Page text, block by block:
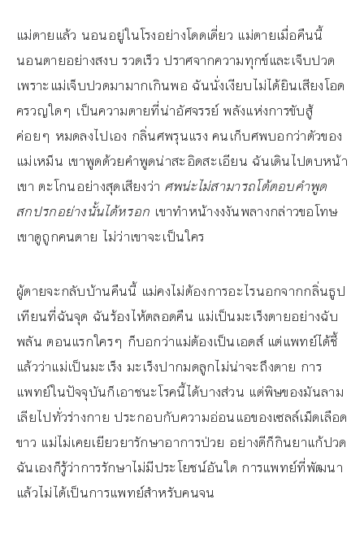
แม่ตายแล้ว นอนอยู่ในโรงอย่างโดดเดี่ยว แม่ตายเมื่อคืนนี้
นอนตายอย่างสงบ รวดเร็ว ปราศจากความทุกข์และเจ็บปวด
เพราะแม่เจ็บปวดมามากเกินพอ ฉันนั่งเงียบไม่ได้ยินเสียงโอด
ครวญใดๆ เป็นความตายที่น่าอัศจรรย์ พลังแห่งการขับสู้
ค่อยๆ หมดลงไปเอง กลิ่นศพรุนแรง คนเก็บศพบอกว่าตัวของ
แม่เหม็น เขาพูดด้วยคำพูดน่าสะอิดสะเอียน ฉันเดินไปตบหน้า
เขา ตะโกนอย่างสุดเสียงว่า ศพน่ะไม่สามารถโต้ตอบคำพูด
สกปรกอย่างนั้นได้หรอก เขาทำหน้างงงันพลางกล่าวขอโทษ
เขาดูถูกคนตาย ไม่ว่าเขาจะเป็นใคร
ผู้ตายจะกลับบ้านคืนนี้ แม่คงไม่ต้องการอะไรนอกจากกลิ่นธูป
เทียนที่ฉันจุด ฉันร้องไห้ตลอดคืน แม่เป็นมะเร็งตายอย่างฉับ
พลัน ตอนแรกใครๆ ก็บอกว่าแม่ต้องเป็นเอดส์ แต่แพทย์ได้ชี้
แล้วว่าแม่เป็นมะเร็ง มะเร็งปากมดลูกไม่น่าจะถึงตาย การ
แพทย์ในปัจจุบันก็เอาชนะโรคนี้ได้บางส่วน แต่พิษของมันลาม
เลียไปทั่วร่างกาย ประกอบกับความอ่อนแอของเซลล์เม็ดเลือด
ขาว แม่ไม่เคยเยียวยารักษาอาการป่วย อย่างดีก็กินยาแก้ปวด
ฉันเองก็รู้ว่าการรักษาไม่มีประโยชน์อันใด การแพทย์ที่พัฒนา
แล้วไม่ได้เป็นการแพทย์สำหรับคนจน